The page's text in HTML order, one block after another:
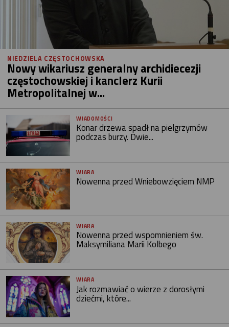
NIEDZIELA CZĘSTOCHOWSKA
Nowy wikariusz generalny archidiecezji
częstochowskiej i kanclerz Kurii
Metropolitalnej w...
WIADOMOŚCI
Konar drzewa spadł na pielgrzymów
podczas burzy. Dwie...
WIARA
Nowenna przed Wniebowzięciem NMP
WIARA
Nowenna przed wspomnieniem św.
Maksymiliana Marii Kolbego
WIARA
Jak rozmawiać o wierze z dorosłymi
dziećmi, które...